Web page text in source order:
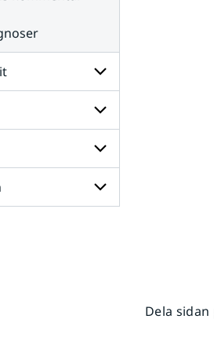
Undersidor
för
Radar
och
satellit
Undersidor
för
Väder
till
havs
Undersidor
för
Dela sidan